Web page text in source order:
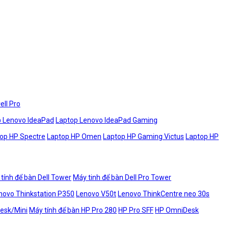
Pro
Lenovo IdeaPad Laptop Lenovo IdeaPad Gaming
HP Spectre Laptop HP Omen Laptop HP Gaming Victus Laptop HP
tính để bàn Dell Tower Máy tinh để bàn Dell Pro Tower
Thinkstation P350 Lenovo V50t Lenovo ThinkCentre neo 30s
Mini Máy tính để bàn HP Pro 280 HP Pro SFF HP OmniDesk